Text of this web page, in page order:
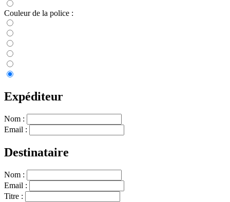
Couleur de la police :
Expéditeur
Nom :
Email :
Destinataire
Nom :
Email :
Titre :